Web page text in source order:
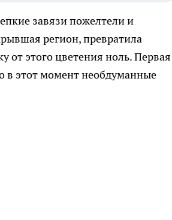
завязи пожелтели и
регион, превратила
от этого цветения ноль. Первая
в этот момент необдуманные